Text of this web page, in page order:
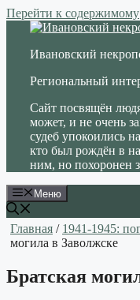
Перейти к содержимому
Ивановский
Региональный
Сайт посвящён
может, и не очень
судеб упокоились
кто был рождён в
ним, но похоронен
Меню
Главная / 1941-1945:
могила в Заволжске
Братская